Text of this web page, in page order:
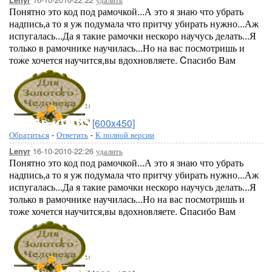
Понятно это код под рамочкой...А это я знаю что убрать
надпись,а то я уж подумала что притчу убирать нужно...Аж
испугалась...Да я такие рамочки нескоро научусь делать...Я
только в рамочнике научилась...Но на вас посмотришь и
тоже хочется научится,вы вдохновляете. Cпасибо Вам
[600x450]
Обратиться - Ответить - К полной версии
Lenyr 16-10-2010-22:26 удалить
Понятно это код под рамочкой...А это я знаю что убрать
надпись,а то я уж подумала что притчу убирать нужно...Аж
испугалась...Да я такие рамочки нескоро научусь делать...Я
только в рамочнике научилась...Но на вас посмотришь и
тоже хочется научится,вы вдохновляете. Cпасибо Вам